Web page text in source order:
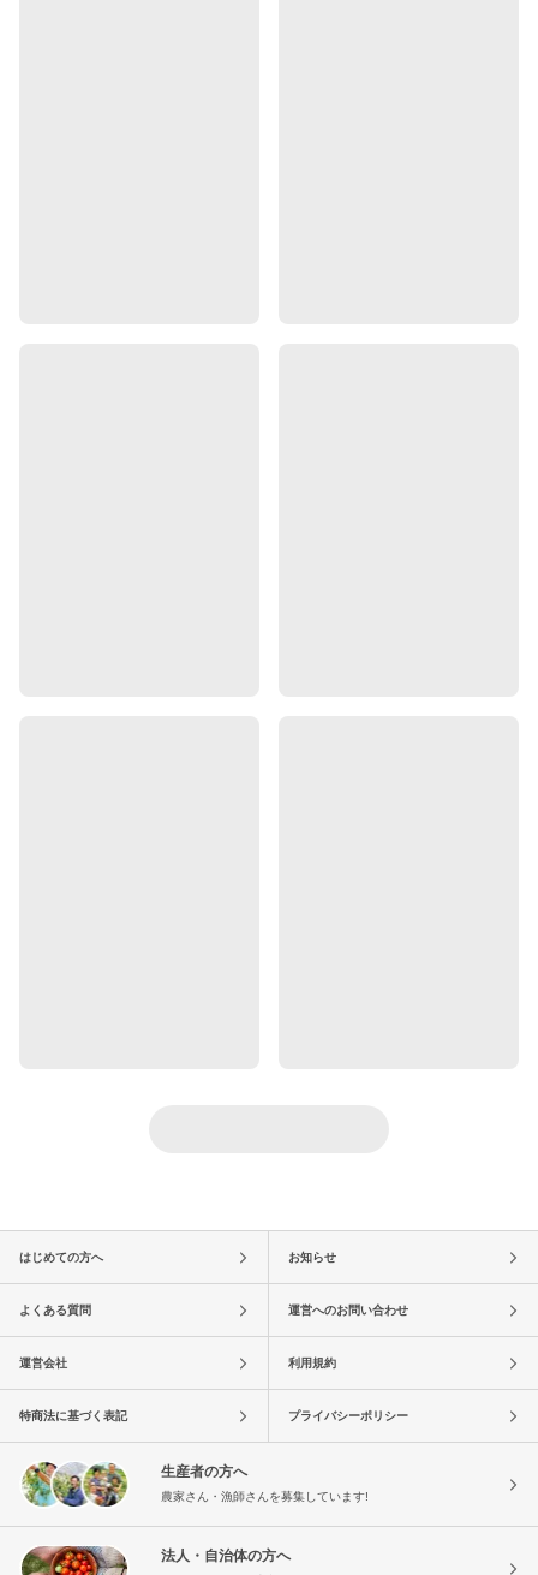
はじめての方へ お知らせ
よくある質問 運営へのお問い合わせ
運営会社 利用規約
特商法に基づく表記 プライバシーポリシー
生産者の方へ
農家さん・漁師さんを募集しています!
法人・自治体の方へ